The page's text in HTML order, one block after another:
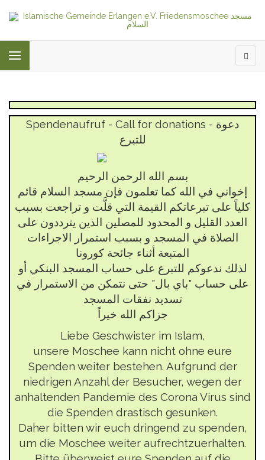
Spendenaufruf - Call for donations - دعوة
للتبرع
بسم الله الرحمن الرحيم
إخواني في الله كما تعلمون فإن مسجد السلام قائم
كلياً على تبرعاتكم القيمة التي قلَّت و تراجعت بسبب
العدد القليل و المحدود للمصلين الذين يترددون على
الصلاة في المسجد و بسبب استمرار الاجراءات
المتبعة أثناء جائحة كورونا
لذلك ندعوكم للتبرع على حساب المسجد البنكي أو
على حساب "باي بال" حتى نتمكن من الاستمرار في
تسديد نفقات المسجد
جزاكم الله خيراً
Liebe Geschwister im Islam,
unsere Moschee kann nicht ohne eure
Spenden weiter bestehen. Aufgrund der
niedrigen Anzahl der Besucher, wegen der
anhaltenden Pandemie des Corona Virus sind
die Spenden drastisch gesunken.
Daher bitten wir euch dringend zu spenden,
um die Moschee weiter aufrechtzuerhalten.